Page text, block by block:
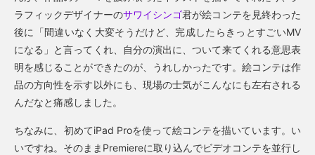
ラフィックデザイナーのサワイシンゴ君が絵コンテを見終わった
後に「間違いなく大変そうだけど、完成したらきっとすごいMV
になる」と言ってくれ、自分の演出に、ついて来てくれる意思表
明を感じることができたのが、うれしかったです。絵コンテは作
品の方向性を示す以外にも、現場の士気がこんなにも左右される
んだなと痛感しました。
ちなみに、初めてiPad Proを使って絵コンテを描いています。い
いですね。そのままPremiereに取り込んでビデオコンテを並行し